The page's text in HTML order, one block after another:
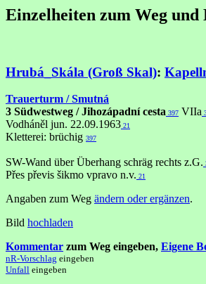
Einzelheiten zum Weg und
Hrubá_Skála (Groß Skal):
Trauerturm / Smutná
3 Südwestweg / Jihozápadní cesta 397 VIIa
Vodháněl jun. 22.09.1963 21
Kletterei: brüchig 397
SW-Wand über Überhang schräg rechts z.G.
Přes převis šikmo vpravo n.v. 21
Angaben zum Weg ändern oder ergänzen.
Bild hochladen
Kommentar zum Weg eingeben, Eigene
nR-Vorschlag eingeben
Unfall eingeben